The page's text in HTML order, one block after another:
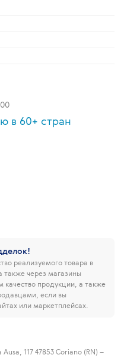
в 60+ стран
реализуемого товара в
а также через магазины
качество продукции, а также
если вы
или маркетплейсах.
117 47853 Coriano (RN) –